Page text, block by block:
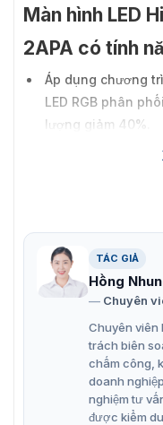
Màn hình LED
2APA có tính
Áp dụng chương
LED RGB phân
lượng giảm 40%.
Thiết kế tản nhiệt
chống ăn mòn
Sử dụng tủ nhôm,
chỉ 28kg/cái.
Đạt tiêu chuẩn
quốc tế khác,
Độ phân giải cao
chi tiết và rõ ràng.
TÁC GIẢ
Hồng
Chuyên
Chuyên viên
trách biên
chấm công,
doanh
nghiệm tư
được kiểm